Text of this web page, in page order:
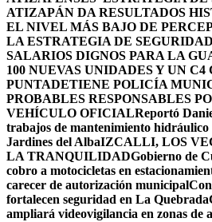
ATIZAPÁN DA RESULTADOS
EL NIVEL MÁS BAJO DE
LA ESTRATEGIA DE
SALARIOS DIGNOS PARA LA
100 NUEVAS UNIDADES Y UN
PUNTADETIENE POLICÍA
PROBABLES RESPONSABLES
VEHÍCULO OFICIALReportó
trabajos de mantenimiento hidráulico
Jardines del AlbaIZCALLI, LOS
LA TRANQUILIDADGobierno de
cobro a motocicletas en
carecer de autorización municipal
fortalecen seguridad en La Quebrada
ampliará videovigilancia en zonas de